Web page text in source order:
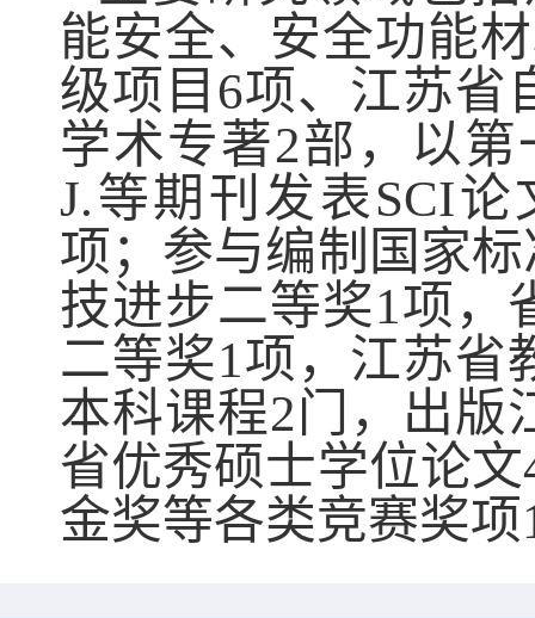
能安全、安全功能
级项目 6项、江苏省
学术专著2部，以
J.等期刊发表SCI论
项；参与编制国家
技进步二等奖1项，
二等奖1项，江苏省
本科课程2门，出版
省优秀硕士学位论文
金奖等各类竞赛奖项